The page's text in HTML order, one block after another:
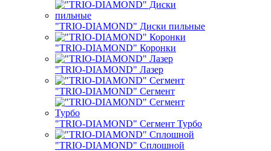
"TRIO-DIAMOND" Диски пильные
"TRIO-DIAMOND" Коронки
"TRIO-DIAMOND" Лазер
"TRIO-DIAMOND" Сегмент
"TRIO-DIAMOND" Сегмент Турбо
"TRIO-DIAMOND" Сплошной